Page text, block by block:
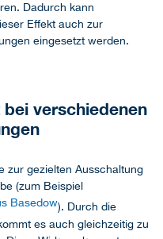
Dadurch kann
Effekt auch zur
eingesetzt werden.
verschiedenen
zur gezielten Ausschaltung
(zum Beispiel
Basedow). Durch die
es auch gleichzeitig zu